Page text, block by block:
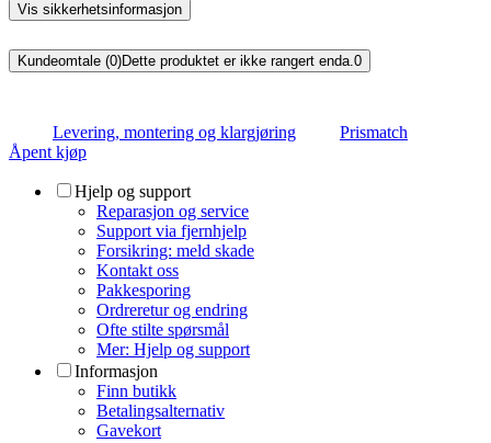
Vis sikkerhetsinformasjon
Kundeomtale (0)Dette produktet er ikke rangert enda.0
Levering, montering og klargjøring
Prismatch
Åpent kjøp
Hjelp og support
Reparasjon og service
Support via fjernhjelp
Forsikring: meld skade
Kontakt oss
Pakkesporing
Ordreretur og endring
Ofte stilte spørsmål
Mer: Hjelp og support
Informasjon
Finn butikk
Betalingsalternativ
Gavekort